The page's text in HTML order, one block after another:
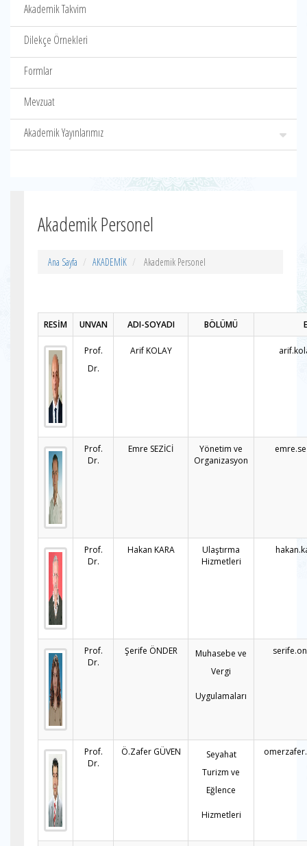
Akademik Takvim
Dilekçe Örnekleri
Formlar
Mevzuat
Akademik Yayınlarımız
Akademik Personel
Ana Sayfa AKADEMİK Akademik Personel
RESİM UNVAN ADI-SOYADI BÖLÜMÜ
Prof.
Dr.
Arif KOLAY
Prof.
Dr.
Emre SEZİCİ
Yönetim ve
Organizasyon
Prof.
Dr.
Hakan KARA
Ulaştırma
Hizmetleri
Prof.
Dr.
Şerife ÖNDER
Muhasebe ve
Vergi
Uygulamaları
Prof.
Dr.
Ö.Zafer GÜVEN
Seyahat
Turizm ve
Eğlence
Hizmetleri